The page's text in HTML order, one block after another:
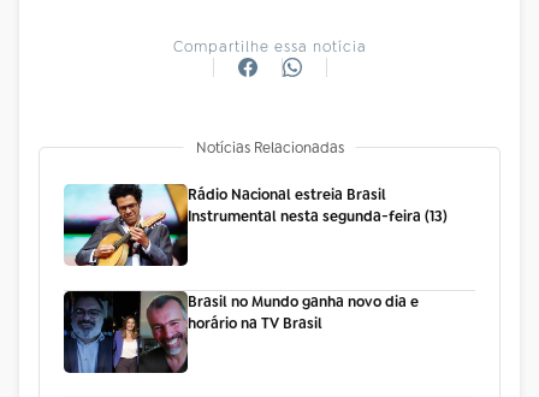
Compartilhe essa notícia
Notícias Relacionadas
Rádio Nacional estreia Brasil
Instrumental nesta segunda-feira (13)
Brasil no Mundo ganha novo dia e
horário na TV Brasil